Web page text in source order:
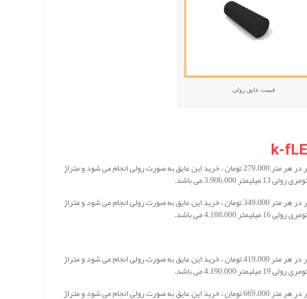
قیمت عایق رولی
قیمت عایق الاستومری رولی کافلکس 13 میلیمتر در هر متر 279.000 تومان ، خرید این عایق به صورت رولی انجام می شود و متراژ
قیمت عایق الاستومری رولی کافلکس 16 میلیمتر در هر متر 349.000 تومان ، خرید این عایق به صورت رولی انجام می شود و متراژ
قیمت عایق الاستومری رولی کافلکس 19 میلیمتر در هر متر 419.000 تومان ، خرید این عایق به صورت رولی انجام می شود و متراژ
قیمت عایق الاستومری رولی کافلکس 25 میلیمتر در هر متر 669.000 تومان ، خرید این عایق به صورت رولی انجام می شود و متراژ